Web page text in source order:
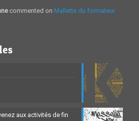
commented on Mallette du formateur
aux activités de fin